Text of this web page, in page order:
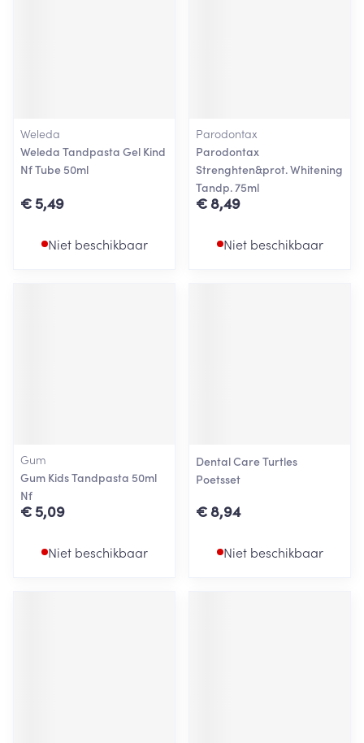
Weleda
Weleda Tandpasta Gel Kind
Nf Tube 50ml
€ 5,49
Niet beschikbaar
Parodontax
Parodontax
Strenghten&prot. Whitening
Tandp. 75ml
€ 8,49
Niet beschikbaar
Gum
Gum Kids Tandpasta 50ml
Nf
€ 5,09
Niet beschikbaar
Dental Care Turtles
Poetsset
€ 8,94
Niet beschikbaar